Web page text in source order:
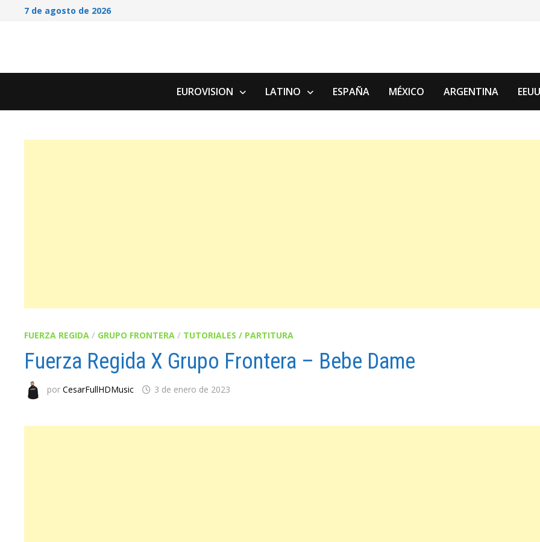
Saltar7 de agosto de 2026
EUROVISION LATINO ESPAÑA MÉXICO ARGENTINA EEUU
FUERZA REGIDA / GRUPO FRONTERA / TUTORIALES / PARTITURA
Fuerza Regida X Grupo Frontera – Bebe Dame
porCesarFullHDMusic 3 de enero de 2023